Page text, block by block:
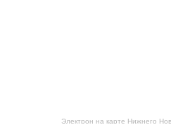
Электрон на карте Нижнего